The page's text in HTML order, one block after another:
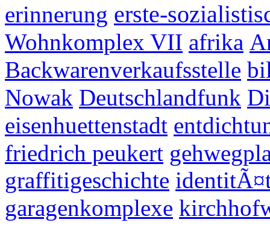
erinnerung erste-
Wohnkomplex VII afrika
Backwarenverkaufsstelle
Nowak Deutschlandfunk
eisenhuettenstadt
friedrich peukert
graffitigeschichte
garagenkomplexe